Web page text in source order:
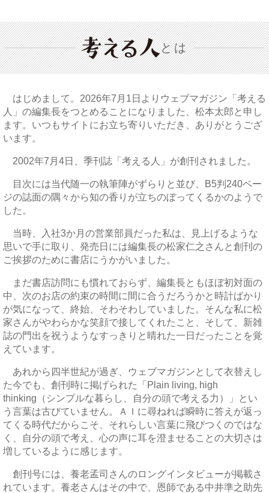
とは
はじめまして。2026年7月1日よりウェブマガジン「考える
人」の編集長をつとめることになりました、松本太郎と申し
ます。いつもサイトにお立ち寄りいただき、ありがとうござ
います。
2002年7月4日、季刊誌「考える人」が創刊されました。
目次には当代随一の執筆陣がずらりと並び、B5判240ペー
ジの誌面の隅々から知の香りが立ちのぼってくるかのようで
した。
当時、入社3か月の営業部員だった私は、見上げるような
思いで手に取り、発売日には編集長の松家仁之さんと創刊の
ご挨拶のために書店にうかがいました。
まだ書店訪問にも慣れておらず、編集長ともほぼ初対面の
中、次のお店の約束の時間に間に合うだろうかと時計ばかり
が気になって、終始、そわそわしていました。そんな私に松
家さんがやわらかな笑顔で接してくれたこと、そして、新雑
誌の門出を祝うようなすっきりと晴れた一日だったことを覚
えています。
あれから四半世紀が過ぎ、ウェブマガジンとして衣替えし
た今でも、創刊時に掲げられた「Plain living, high
thinking（シンプルな暮らし、自分の頭で考える力）」とい
う言葉は古びていません。ＡＩに尋ねれば瞬時に答えが返っ
てくる時代だからこそ、それらしい言葉に飛びつくのではな
く、自分の頭で考え、心の声に耳を澄ませることの大切さは
増しているように感じます。
創刊号には、養老孟司さんのロングインタビューが掲載さ
れています。養老さんはその中で、恩師である中井準之助先